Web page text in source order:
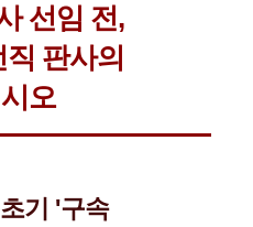
선임 전,
판사의
오
기 '구속